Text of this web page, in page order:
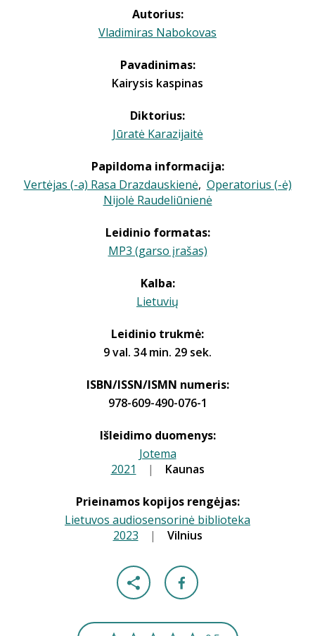
Autorius:
Vladimiras Nabokovas
Pavadinimas:
Kairysis kaspinas
Diktorius:
Jūratė Karazijaitė
Papildoma informacija:
Vertėjas (-a) Rasa Drazdauskienė, Operatorius (-ė)
Nijolė Raudeliūnienė
Leidinio formatas:
MP3 (garso įrašas)
Kalba:
Lietuvių
Leidinio trukmė:
9 val. 34 min. 29 sek.
ISBN/ISSN/ISMN numeris:
978-609-490-076-1
Išleidimo duomenys:
Jotema
2021 | Kaunas
Prieinamos kopijos rengėjas:
Lietuvos audiosensorinė biblioteka
2023 | Vilnius